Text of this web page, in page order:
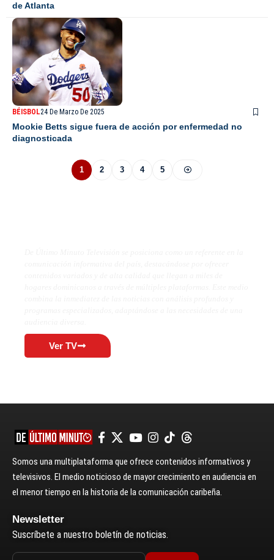
de Atlanta
BÉISBOL24 De Marzo De 2025
Mookie Betts sigue fuera de acción por enfermedad no
diagnosticada
1 2 3 4 5
Ver TV
Somos una multiplataforma que ofrece contenidos informativos y
televisivos. El medio noticioso de mayor crecimiento en audiencia en
el menor tiempo en la historia de la comunicación caribeña.
Newsletter
Suscríbete a nuestro boletín de noticias.